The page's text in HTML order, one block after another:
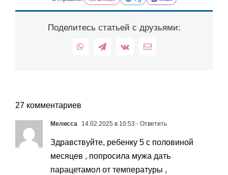
Поделитесь статьей с друзьями:
WhatsAppTelegram
Vk Email
27 комментариев
Мелисса 14.02.2025 в 10:53 - Ответить
Здравствуйте, ребенку 5 с половиной
месяцев , попросила мужа дать
парацетамол от температуры ,